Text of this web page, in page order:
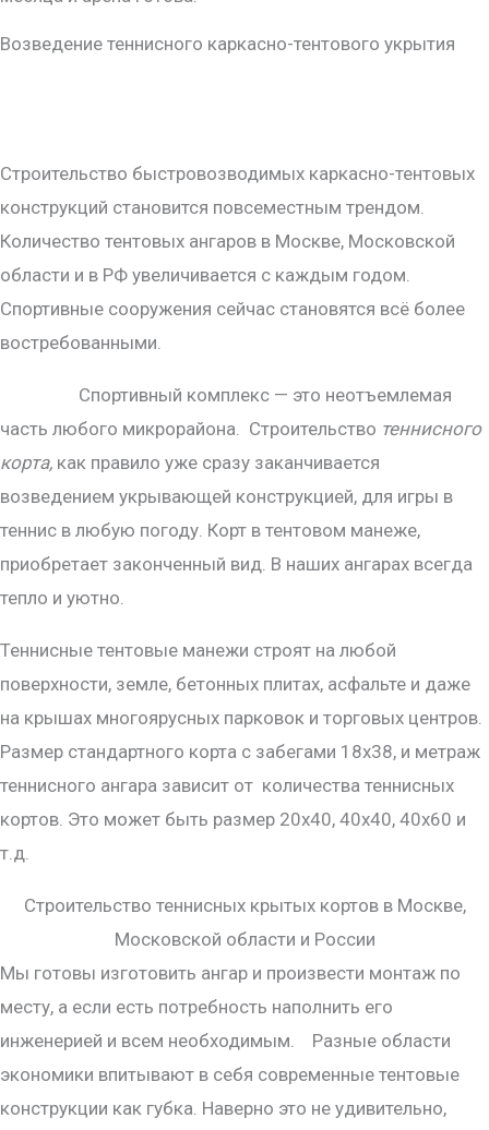
Возведение теннисного каркасно-тентового укрытия
Строительство быстровозводимых каркасно-тентовых
конструкций становится повсеместным трендом.
Количество тентовых ангаров в Москве, Московской
области и в РФ увеличивается с каждым годом.
Спортивные сооружения сейчас становятся всё более
востребованными.
Спортивный комплекс — это неотъемлемая
часть любого микрорайона. Строительство теннисного
корта, как правило уже сразу заканчивается
возведением укрывающей конструкцией, для игры в
теннис в любую погоду. Корт в тентовом манеже,
приобретает законченный вид. В наших ангарах всегда
тепло и уютно.
Теннисные тентовые манежи строят на любой
поверхности, земле, бетонных плитах, асфальте и даже
на крышах многоярусных парковок и торговых центров.
Размер стандартного корта с забегами 18х38, и метраж
теннисного ангара зависит от количества теннисных
кортов. Это может быть размер 20х40, 40х40, 40х60 и
т.д.
Строительство теннисных крытых кортов в Москве,
Московской области и России
Мы готовы изготовить ангар и произвести монтаж по
месту, а если есть потребность наполнить его
инженерией и всем необходимым. Разные области
экономики впитывают в себя современные тентовые
конструкции как губка. Наверно это не удивительно,